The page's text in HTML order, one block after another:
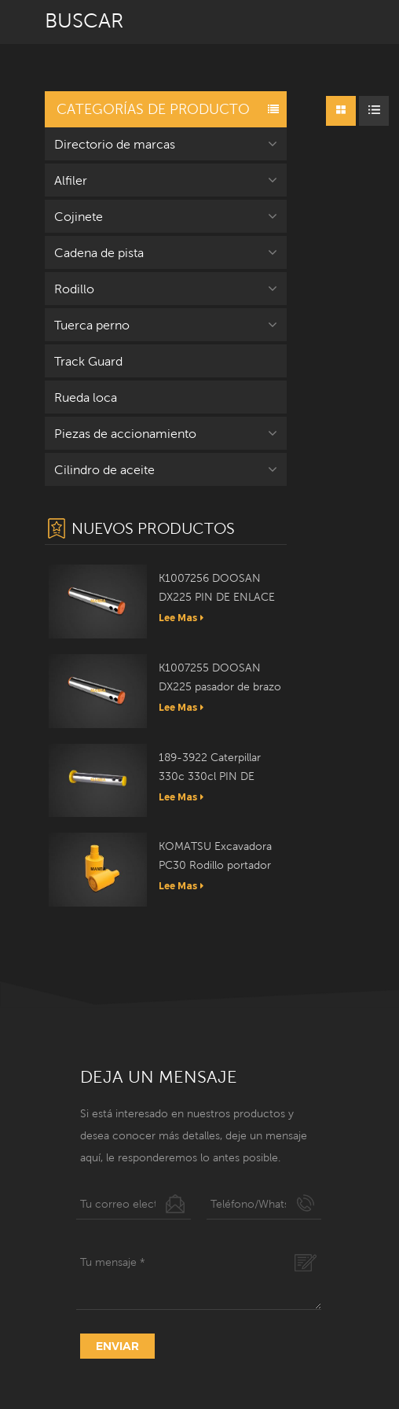
BUSCAR
CATEGORÍAS DE PRODUCTO
Directorio de marcas
Alfiler
Cojinete
Cadena de pista
Rodillo
Tuerca perno
Track Guard
Rueda loca
Piezas de accionamiento
Cilindro de aceite
NUEVOS PRODUCTOS
K1007256 DOOSAN
DX225 PIN DE ENLACE
Lee Mas
K1007255 DOOSAN
DX225 pasador de brazo
Lee Mas
189-3922 Caterpillar
330c 330cl PIN DE
ENLACE
Lee Mas
KOMATSU Excavadora
PC30 Rodillo portador
20T-30-00050
Lee Mas
DEJA UN MENSAJE
Si está interesado en nuestros productos y
desea conocer más detalles, deje un mensaje
aquí, le responderemos lo antes posible.